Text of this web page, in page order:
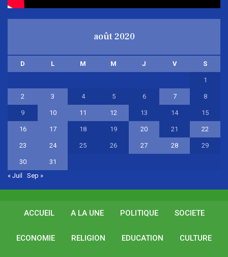
août 2020
D L M M J V S
1
2 3 4 5 6 7 8
9 10 11 12 13 14 15
16 17 18 19 20 21 22
23 24 25 26 27 28 29
30
31
« Juil
Sep »
ACCUEIL A LA UNE POLITIQUE SOCIETE
ECONOMIE RELIGION EDUCATION CULTURE